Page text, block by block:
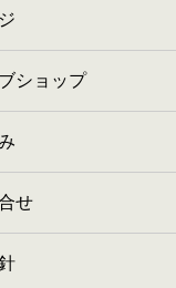
ショップ
せ